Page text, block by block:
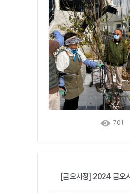
701
[금오시장] 2024 금오